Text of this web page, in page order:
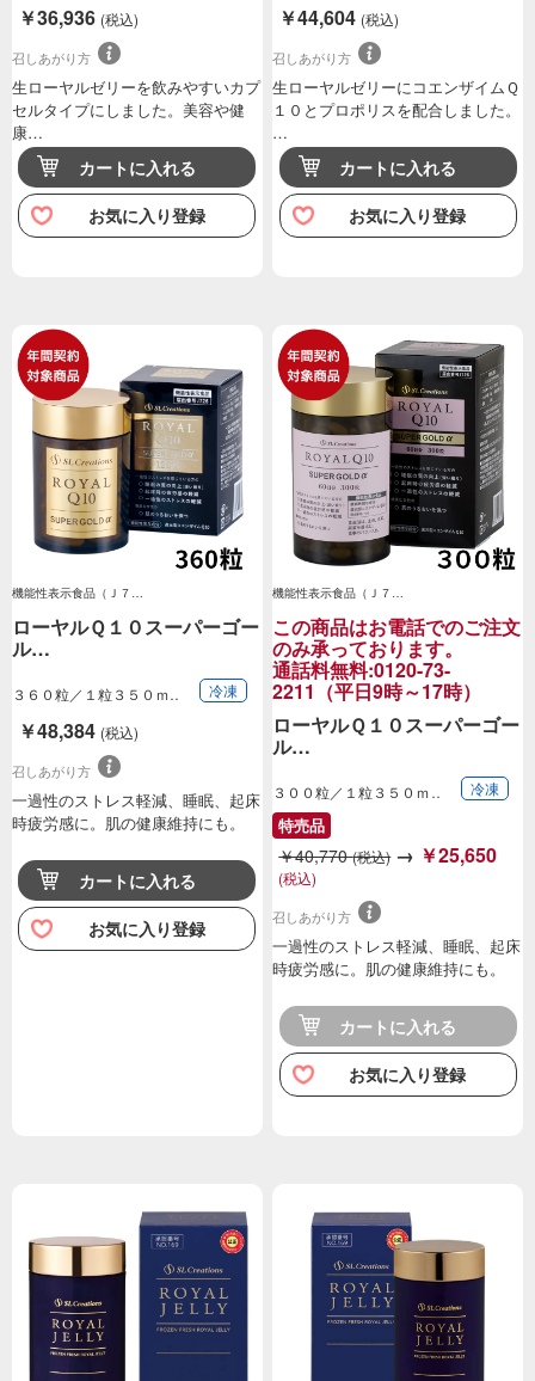
￥36,936 (税込)
召しあがり方
生ローヤルゼリーを飲みやすいカプ
セルタイプにしました。美容や健
康…
カートに入れる
お気に入り登録
￥44,604 (税込)
召しあがり方
生ローヤルゼリーにコエンザイムＱ
１０とプロポリスを配合しました。
…
カートに入れる
お気に入り登録
機能性表示食品（Ｊ７…
ローヤルＱ１０スーパーゴー
ル…
３６０粒／１粒３５０ｍ
冷凍
￥48,384 (税込)
召しあがり方
一過性のストレス軽減、睡眠、起床
時疲労感に。肌の健康維持にも。
カートに入れる
お気に入り登録
機能性表示食品（Ｊ７…
この商品はお電話でのご注文
のみ承っております。
通話料無料:0120-73-
2211（平日9時～17時）
ローヤルＱ１０スーパーゴー
ル…
３００粒／１粒３５０ｍ
ｇ（１粒に還元型…
冷凍
特売品
￥40,770(税込)→ ￥25,650
(税込)
召しあがり方
一過性のストレス軽減、睡眠、起床
時疲労感に。肌の健康維持にも。
カートに入れる
お気に入り登録